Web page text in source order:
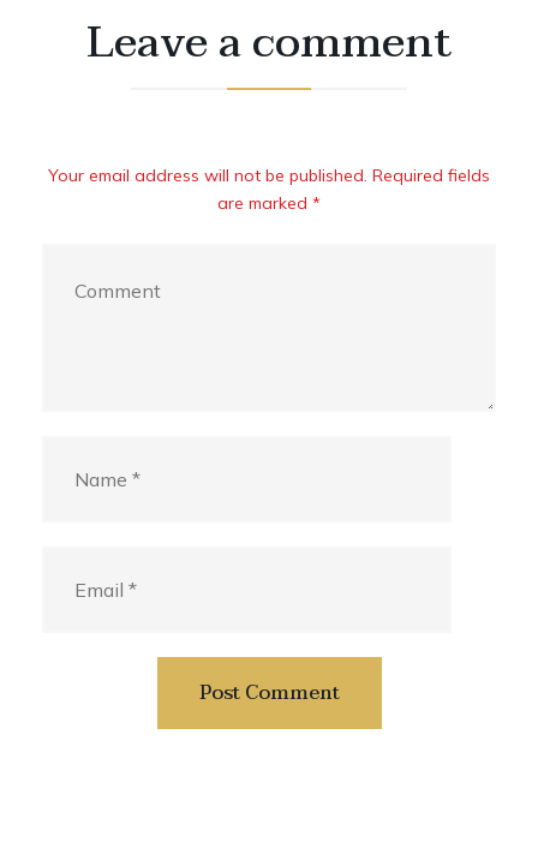
Leave a comment
Your email address will not be published. Required fields
are marked *